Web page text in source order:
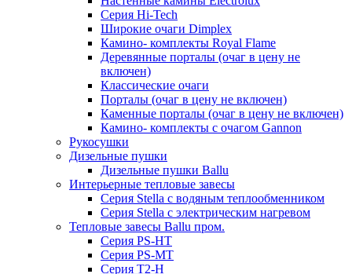
Серия Hi-Tech
Широкие очаги Dimplex
Камино- комплекты Royal Flame
Деревянные порталы (очаг в цену не
включен)
Классические очаги
Порталы (очаг в цену не включен)
Каменные порталы (очаг в цену не включен)
Камино- комплекты с очагом Gannon
Рукосушки
Дизельные пушки
Дизельные пушки Ballu
Интерьерные тепловые завесы
Серия Stella с водяным теплообменником
Серия Stella с электрическим нагревом
Тепловые завесы Ballu пром.
Серия PS-HT
Серия PS-MT
Серия T2-H